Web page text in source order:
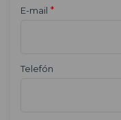
E-mail *
Telefón